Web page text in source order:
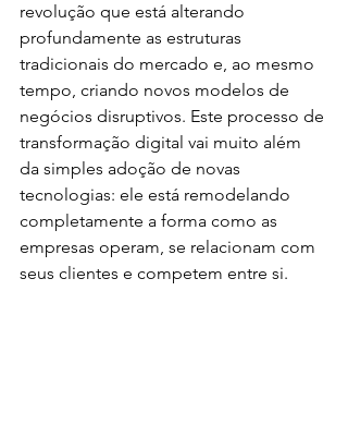
revolução que está alterando
profundamente as estruturas
tradicionais do mercado e, ao mesmo
tempo, criando novos modelos de
negócios disruptivos. Este processo de
transformação digital vai muito além
da simples adoção de novas
tecnologias: ele está remodelando
completamente a forma como as
empresas operam, se relacionam com
seus clientes e competem entre si.